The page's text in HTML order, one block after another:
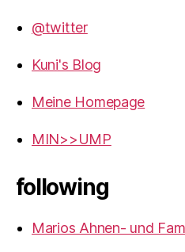
@twitter
Kuni's Blog
Meine Homepage
MIN>>UMP
following
Marios Ahnen- und